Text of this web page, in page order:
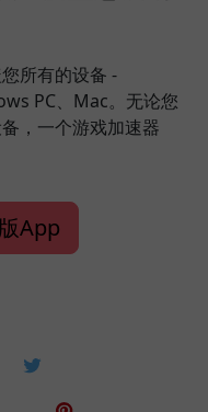
所有的设备 -
PC、Mac。无论您
，一个游戏加速器
App